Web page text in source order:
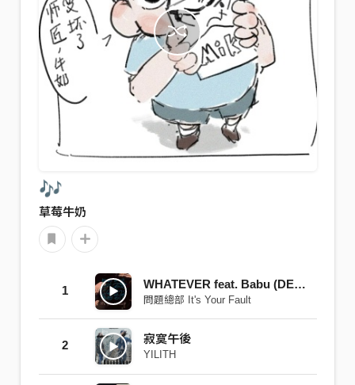
🎶
草莓牛奶
1 WHATEVER feat. Babu (DEMO)
問題總部 It's Your Fault
2 寂寞午後
YILITH